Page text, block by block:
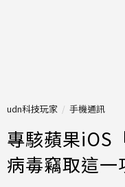
udn科技玩家 手機通訊
專駭蘋果iOS
病毒竊取這